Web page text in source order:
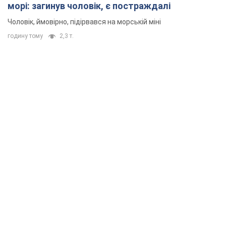
морі: загинув чоловік, є постраждалі
Чоловік, ймовірно, підірвався на морській міні
годину тому 2,3 т.